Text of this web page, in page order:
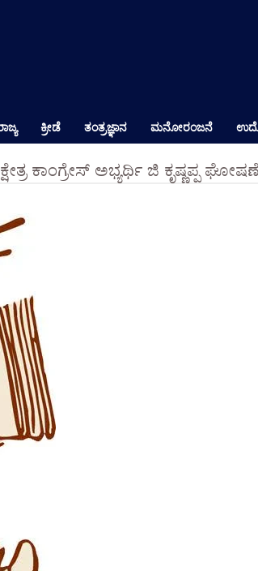
ಕ್ರೀಡೆ ತಂತ್ರಜ್ಞಾನ ಮನೋರಂಜನೆ
ಕಾಂಗ್ರೇಸ್ ಅಭ್ಯರ್ಥಿ ಜಿ ಕೃಷ್ಣಪ್ಪ